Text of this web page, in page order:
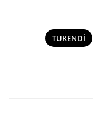
TÜKENDİ